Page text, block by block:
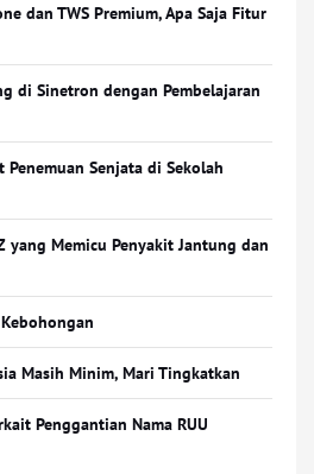
dan TWS Premium, Apa Saja Fitur
di Sinetron dengan Pembelajaran
Penemuan Senjata di Sekolah
yang Memicu Penyakit Jantung dan
Masih Minim, Mari Tingkatkan
Penggantian Nama RUU